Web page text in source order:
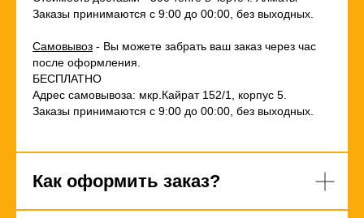
Заказы принимаются с 9:00 до 00:00, без выходных.
Самовывоз - Вы можете забрать ваш заказ через час
после оформления.
БЕСПЛАТНО
Адрес самовывоза: мкр.Кайрат 152/1, корпус 5.
Заказы принимаются с 9:00 до 00:00, без выходных.
Как оформить заказ?